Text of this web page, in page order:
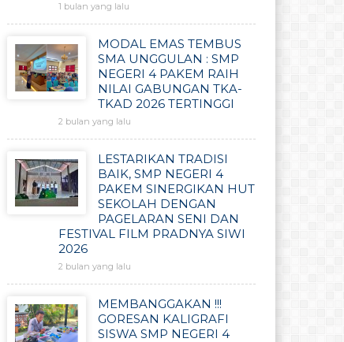
1 bulan yang lalu
MODAL EMAS TEMBUS
SMA UNGGULAN : SMP
NEGERI 4 PAKEM RAIH
NILAI GABUNGAN TKA-
TKAD 2026 TERTINGGI
2 bulan yang lalu
LESTARIKAN TRADISI
BAIK, SMP NEGERI 4
PAKEM SINERGIKAN HUT
SEKOLAH DENGAN
PAGELARAN SENI DAN
FESTIVAL FILM PRADNYA SIWI
2026
2 bulan yang lalu
MEMBANGGAKAN !!!
GORESAN KALIGRAFI
SISWA SMP NEGERI 4